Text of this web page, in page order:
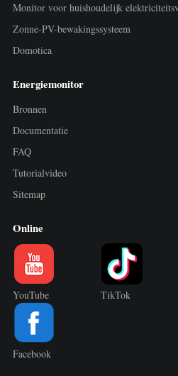
Monitor voor huishoudelijk
Zonne-PV-bewakingssysteem
Domotica
Energiemonitor
Bronnen
Documentatie
FAQ
Tutorialvideo
Sitemap
Online
YouTube TikTok
Facebook